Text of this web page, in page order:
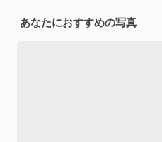
あなたにおすすめの写真